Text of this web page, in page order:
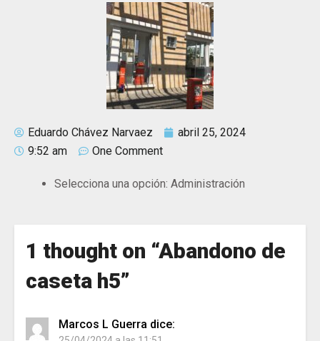
Eduardo Chávez Narvaez
abril 25, 2024
9:52 am
One Comment
Selecciona una opción: Administración
1 thought on “Abandono de
caseta h5”
Marcos L Guerra dice: